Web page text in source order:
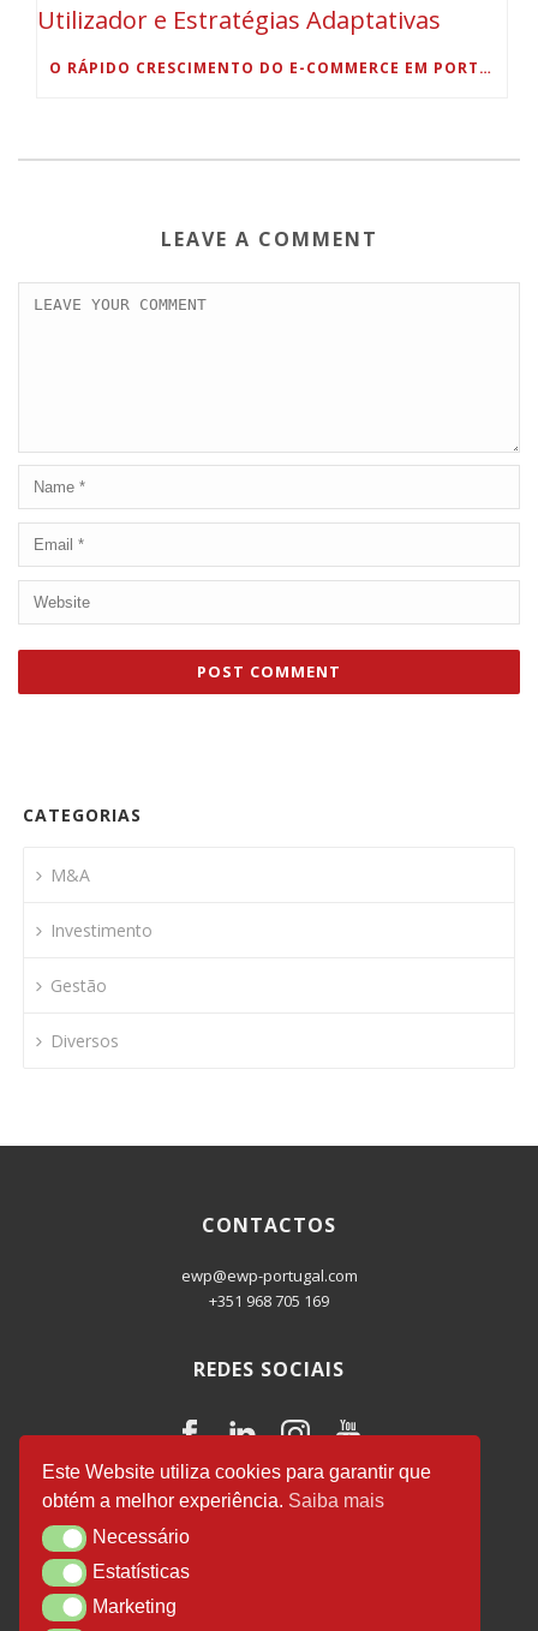
O RÁPIDO CRESCIMENTO DO E-COMMERCE EM PORTUGAL: AUMENTO DAS RECEITAS POR UTILIZADOR E ESTRATÉGIAS ADAPTATIVAS
LEAVE A COMMENT
CATEGORIAS
M&A
Investimento
Gestão
Diversos
CONTACTOS
ewp@ewp-portugal.com
+351 968 705 169
REDES SOCIAIS
EWP Business Consulting
Este Website utiliza cookies para garantir que
obtém a melhor experiência. Saiba mais
NecessárioNecessário
EstatísticasEstatísticas
MarketingMarketing